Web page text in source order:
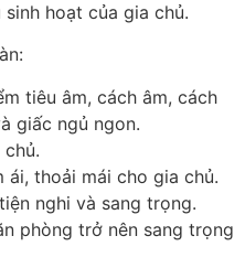
hoạt của gia chủ.
tiêu âm, cách âm, cách
giấc ngủ ngon.
ái, thoải mái cho gia chủ.
nghi và sang trọng.
phòng trở nên sang trọng